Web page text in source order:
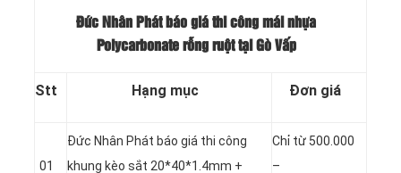
Đức Nhân Phát báo giá thi công mái nhựa
Polycarbonate rỗng ruột tại Gò Vấp
Stt Hạng mục Đơn giá
01
Đức Nhân Phát báo giá thi công
khung kèo sắt 20*40*1.4mm +
Chỉ từ 500.000
–